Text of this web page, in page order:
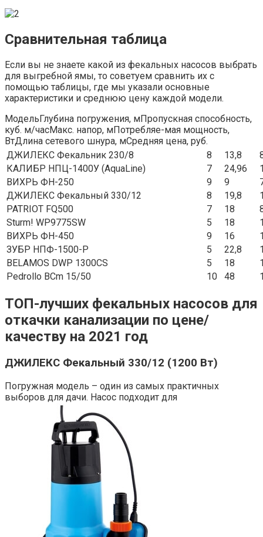
Сравнительная таблица
Если вы не знаете какой из фекальных насосов выбрать
для выгребной ямы, то советуем сравнить их с
помощью таблицы, где мы указали основные
характеристики и среднюю цену каждой модели.
МодельГлубина погружения, мПропускная способность,
куб. м/часМакс. напор, мПотребляе-мая мощность,
ВтДлина сетевого шнура, мСредняя цена, руб.
ДЖИЛЕКС Фекальник 230/8
8 13,8
КАЛИБР НПЦ-1400У (AquaLine)
7 24,96
ВИХРЬ ФН-250
9 9
ДЖИЛЕКС Фекальный 330/12
8 19,8
PATRIOT FQ500
7 18
Sturm! WP9775SW
5 18
ВИХРЬ ФН-450
9 16
ЗУБР НПФ-1500-Р
5 22,8
BELAMOS DWP 1300CS
5 18
Pedrollo BCm 15/50
10 48
ТОП-лучших фекальных насосов для
откачки канализации по цене/
качеству на 2021 год
ДЖИЛЕКС Фекальный 330/12 (1200 Вт)
Погружная модель – один из самых практичных
выборов для дачи. Насос подходит для